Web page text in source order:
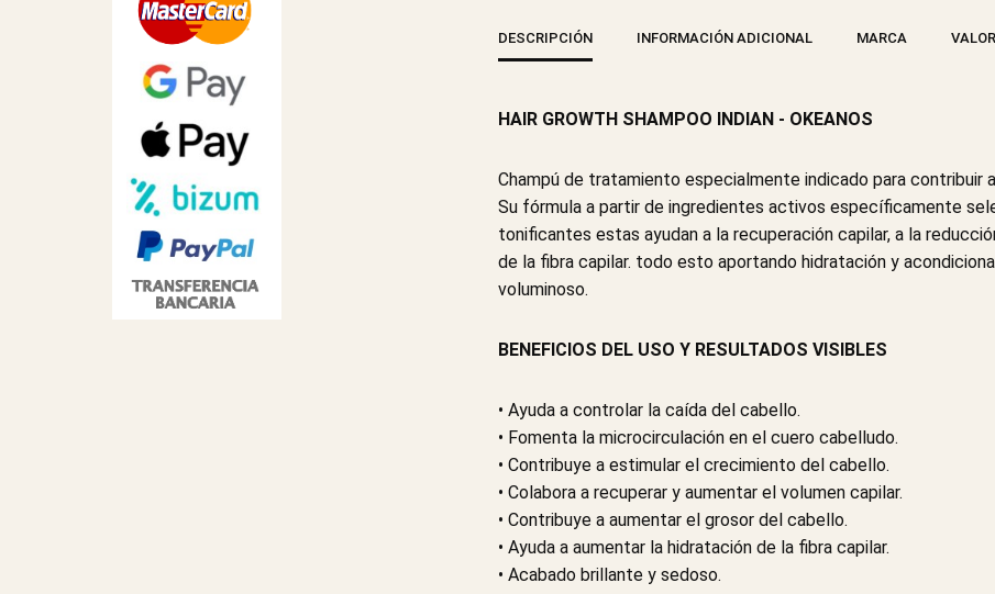
DESCRIPCIÓN INFORMACIÓN ADICIONAL MARCA
HAIR GROWTH SHAMPOO INDIAN - OKEANOS
Champú de tratamiento especialmente indicado para contribuir
Su fórmula a partir de ingredientes activos específicamente
tonificantes estas ayudan a la recuperación capilar, a la
de la fibra capilar. todo esto aportando hidratación y
voluminoso.
BENEFICIOS DEL USO Y RESULTADOS VISIBLES
• Ayuda a controlar la caída del cabello.
• Fomenta la microcirculación en el cuero cabelludo.
• Contribuye a estimular el crecimiento del cabello.
• Colabora a recuperar y aumentar el volumen capilar.
• Contribuye a aumentar el grosor del cabello.
• Ayuda a aumentar la hidratación de la fibra capilar.
• Acabado brillante y sedoso.